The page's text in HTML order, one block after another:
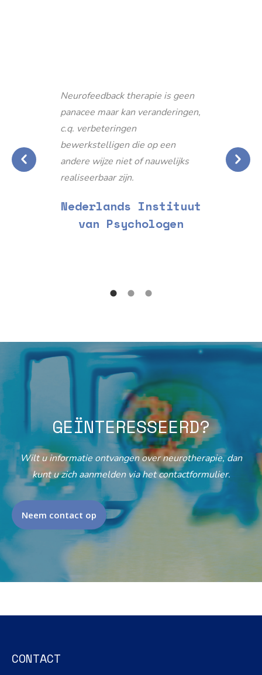
Neurofeedback therapie is geen
panacee maar kan veranderingen,
c.q. verbeteringen
bewerkstelligen die op een
andere wijze niet of nauwelijks
realiseerbaar zijn.
Nederlands Instituut
van Psychologen
GEÏNTERESSEERD?
Wilt u informatie ontvangen over neurotherapie, dan
kunt u zich aanmelden via het contactformulier.
Neem contact op
CONTACT